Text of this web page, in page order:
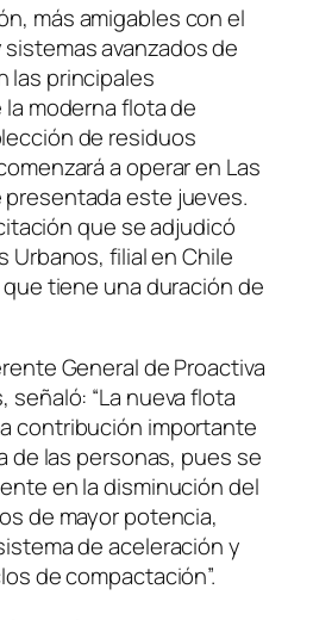
más amigables con el
avanzados de
las principales
moderna flota de
de residuos
a operar en Las
este jueves.
que se adjudicó
Urbanos, filial en Chile
tiene una duración de
General de Proactiva
señaló: “La nueva flota
contribución importante
de las personas, pues se
en la disminución del
de mayor potencia,
de aceleración y
de compactación”.